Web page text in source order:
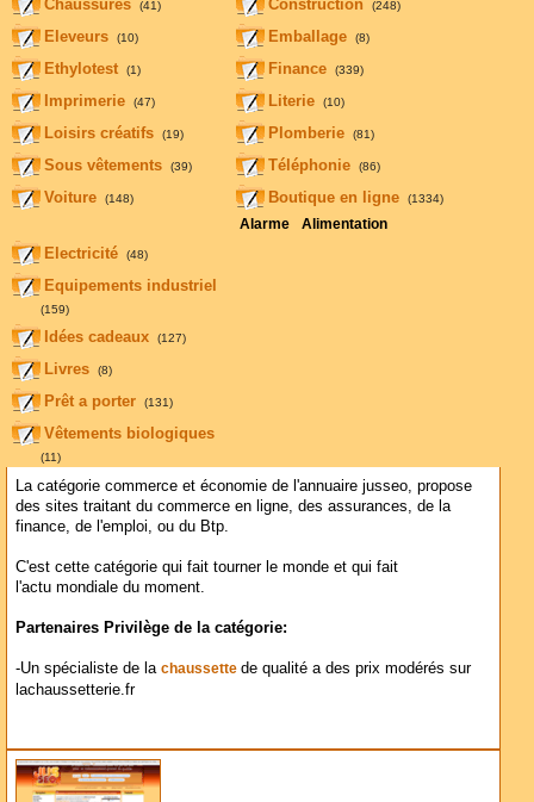
Chaussures (41)
Eleveurs (10)
Ethylotest (1)
Imprimerie (47)
Loisirs créatifs (19)
Sous vêtements (39)
Voiture (148)
Construction (248)
Emballage (8)
Finance (339)
Literie (10)
Plomberie (81)
Téléphonie (86)
Boutique en ligne (1334)
Alarme Alimentation
Electricité (48)
Equipements industriel
(159)
Idées cadeaux (127)
Livres (8)
Prêt a porter (131)
Vêtements biologiques
(11)
La catégorie commerce et économie de l'annuaire jusseo, propose
des sites traitant du commerce en ligne, des assurances, de la
finance, de l'emploi, ou du Btp.
C'est cette catégorie qui fait tourner le monde et qui fait
l'actu mondiale du moment.
Partenaires Privilège de la catégorie:
-Un spécialiste de la chaussette de qualité a des prix modérés sur
lachaussetterie.fr